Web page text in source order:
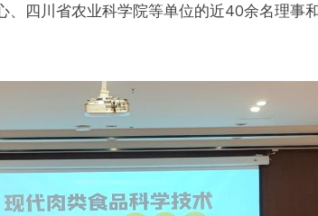
、四川省农业科学院等单位的近40余名理事